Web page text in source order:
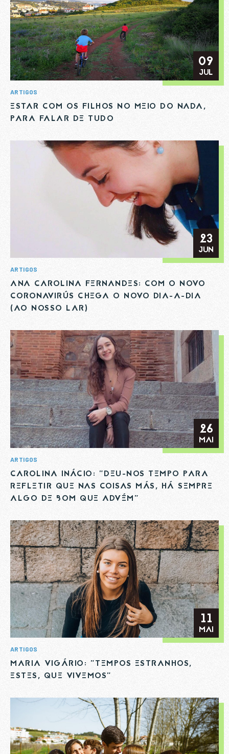
09
JUL
ARTIGOS
ESTAR COM OS FILHOS NO MEIO DO NADA,
PARA FALAR DE TUDO
23
JUN
ARTIGOS
ANA CAROLINA FERNANDES: COM O NOVO
CORONAVIRÚS CHEGA O NOVO DIA-A-DIA
(AO NOSSO LAR)
26
MAI
ARTIGOS
CAROLINA INÁCIO: "DEU-NOS TEMPO PARA
REFLETIR QUE NAS COISAS MÁS, HÁ SEMPRE
ALGO DE BOM QUE ADVÉM"
11
MAI
ARTIGOS
MARIA VIGÁRIO: "TEMPOS ESTRANHOS,
ESTES, QUE VIVEMOS"
SUBSCREVER A NOSSA
NEWSLETTER
Nome *
Email*